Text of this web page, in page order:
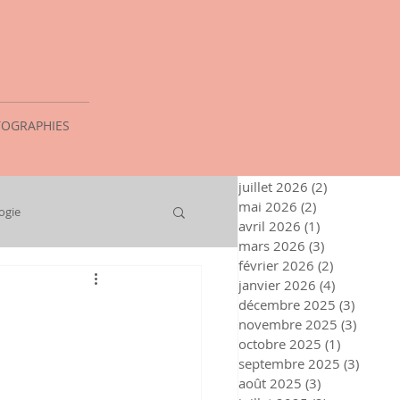
juillet 2026 (2)
mai 2026 (2)
avril 2026 (1)
mars 2026 (3)
février 2026 (2)
janvier 2026 (4)
décembre 2025 (3)
novembre 2025 (3)
octobre 2025 (1)
septembre 2025 (3)
août 2025 (3)